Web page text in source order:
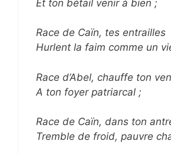
Et ton bétail venir à bien ;
Race de Caïn, tes entrailles
Hurlent la faim comme un
Race d’Abel, chauffe ton
A ton foyer patriarcal ;
Race de Caïn, dans ton
Tremble de froid, pauvre